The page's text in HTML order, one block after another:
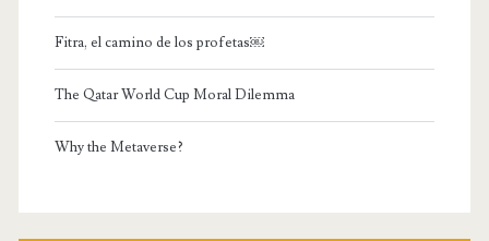
Fitra, el camino de los profetas￼
The Qatar World Cup Moral Dilemma
Why the Metaverse?